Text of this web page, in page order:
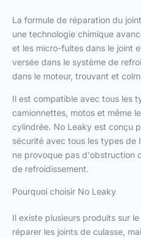
La formule de réparation du
une technologie chimique
et les micro-fuites dans le joint
versée dans le système de
dans le moteur, trouvant et
Il est compatible avec tous les
camionnettes, motos et même
cylindrée. No Leaky est conçu
sécurité avec tous les types de
ne provoque pas d'obstruction
de refroidissement.
Pourquoi choisir No Leaky
Il existe plusieurs produits sur
réparer les joints de culasse,